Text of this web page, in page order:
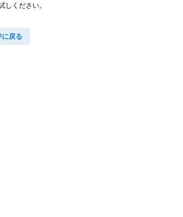
しください。
に戻る